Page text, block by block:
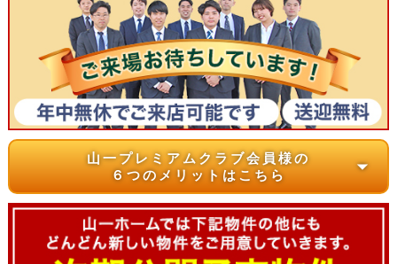
山一プレミアムクラブ会員様の
６つのメリットはこちら
arrow_drop_down